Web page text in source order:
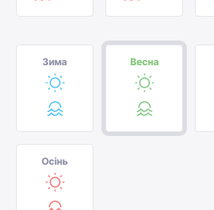
Зима Весна
Осінь